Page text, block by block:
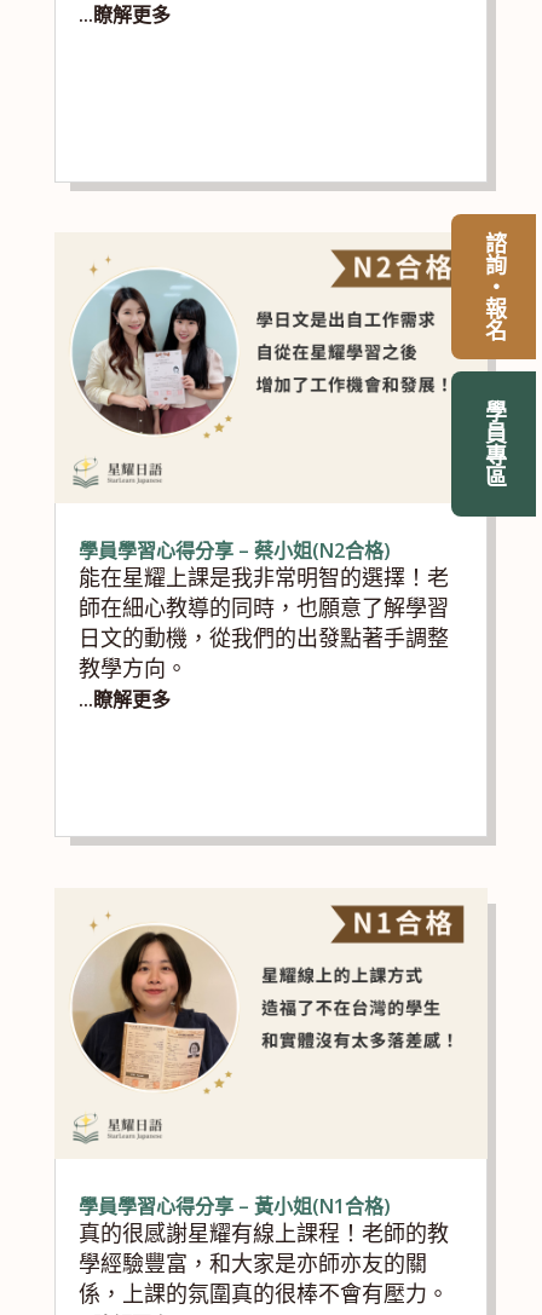
...瞭解更多
學員學習心得分享 – 蔡小姐(N2合格)
能在星耀上課是我非常明智的選擇！老
師在細心教導的同時，也願意了解學習
日文的動機，從我們的出發點著手調整
教學方向。
...瞭解更多
學員學習心得分享 – 黃小姐(N1合格)
真的很感謝星耀有線上課程！老師的教
學經驗豐富，和大家是亦師亦友的關
係，上課的氛圍真的很棒不會有壓力。
諮詢・報名
學員專區